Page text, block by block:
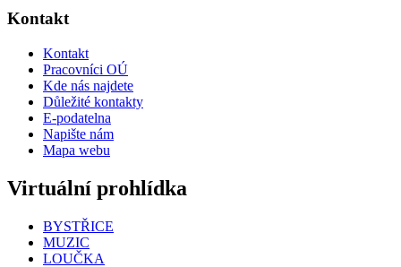
Kontakt
Kontakt
Pracovníci OÚ
Kde nás najdete
Důležité kontakty
E-podatelna
Napište nám
Mapa webu
Virtuální prohlídka
BYSTŘICE
MUZIC
LOUČKA